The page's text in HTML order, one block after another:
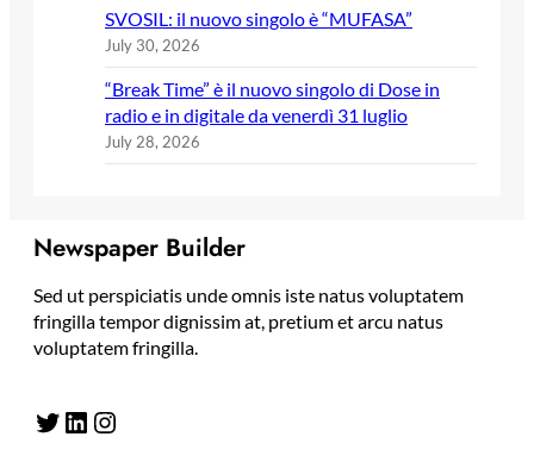
SVOSIL: il nuovo singolo è “MUFASA”
July 30, 2026
“Break Time” è il nuovo singolo di Dose in
radio e in digitale da venerdì 31 luglio
July 28, 2026
Newspaper Builder
Sed ut perspiciatis unde omnis iste natus voluptatem
fringilla tempor dignissim at, pretium et arcu natus
voluptatem fringilla.
Twitter LinkedIn Instagram